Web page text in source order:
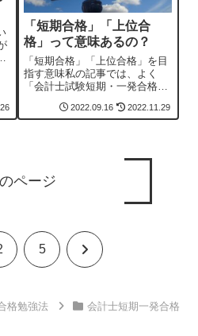
「短期合格」「上位合
格」って意味あるの？
「短期合格」「上位合格」を目
指す意味私の記事では、よく
「会計士試験短期・一発合格勉
法を紹介しています。また、
2022.09.16 2022.11.29
ページ
5 次
格勉強法
会計士短期一発合格